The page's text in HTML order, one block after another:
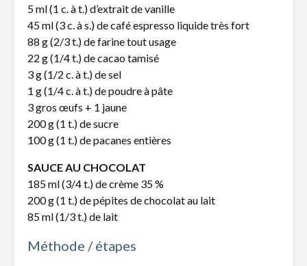
5 ml (1 c. à t.) d’extrait de vanille
45 ml (3 c. à s.) de café espresso liquide très fort
88 g (2/3 t.) de farine tout usage
22 g (1/4 t.) de cacao tamisé
3 g (1/2 c. à t.) de sel
1 g (1/4 c. à t.) de poudre à pâte
3 gros œufs + 1 jaune
200 g (1 t.) de sucre
100 g (1 t.) de pacanes entières
SAUCE AU CHOCOLAT
185 ml (3/4 t.) de crème 35 %
200 g (1 t.) de pépites de chocolat au lait
85 ml (1/3 t.) de lait
Méthode / étapes
Que faut-il savoir
sur les fruits
séchés?
Saint-Martin, l’île
amicale
lentilles